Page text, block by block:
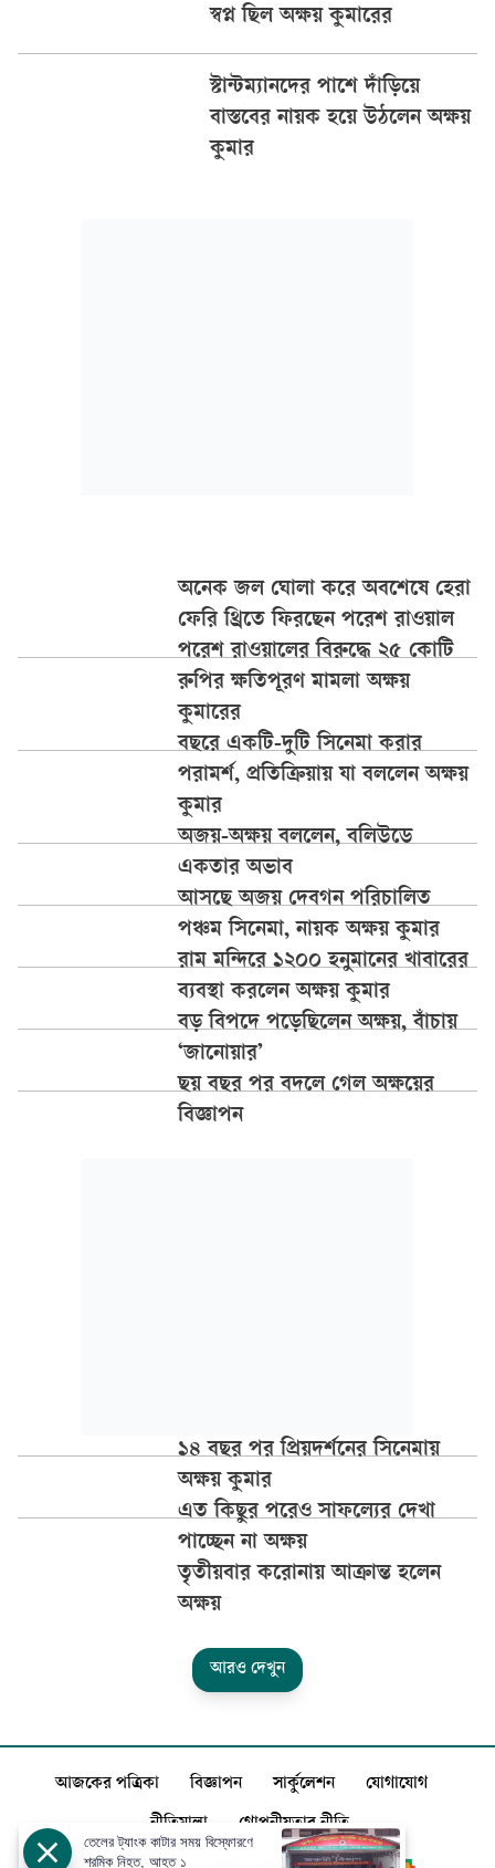
স্বপ্ন ছিল অক্ষয় কুমারের
স্টান্টম্যানদের পাশে দাঁড়িয়ে
বাস্তবের নায়ক হয়ে উঠলেন অক্ষয়
কুমার
অনেক জল ঘোলা করে অবশেষে হেরা
ফেরি থ্রিতে ফিরছেন পরেশ রাওয়াল
পরেশ রাওয়ালের বিরুদ্ধে ২৫ কোটি
রুপির ক্ষতিপূরণ মামলা অক্ষয়
কুমারের
বছরে একটি-দুটি সিনেমা করার
পরামর্শ, প্রতিক্রিয়ায় যা বললেন অক্ষয়
কুমার
অজয়-অক্ষয় বললেন, বলিউডে
একতার অভাব
আসছে অজয় দেবগন পরিচালিত
পঞ্চম সিনেমা, নায়ক অক্ষয় কুমার
রাম মন্দিরে ১২০০ হনুমানের খাবারের
ব্যবস্থা করলেন অক্ষয় কুমার
বড় বিপদে পড়েছিলেন অক্ষয়, বাঁচায়
‘জানোয়ার’
ছয় বছর পর বদলে গেল অক্ষয়ের
বিজ্ঞাপন
১৪ বছর পর প্রিয়দর্শনের সিনেমায়
অক্ষয় কুমার
এত কিছুর পরেও সাফল্যের দেখা
পাচ্ছেন না অক্ষয়
তৃতীয়বার করোনায় আক্রান্ত হলেন
অক্ষয়
আরও দেখুন
আজকের পত্রিকা বিজ্ঞাপন সার্কুলেশন যোগাযোগ
নীতিমালা গোপনীয়তার নীতি
তেলের ট্যাংক কাটার সময় বিস্ফোরণে
শ্রমিক নিহত, আহত ১